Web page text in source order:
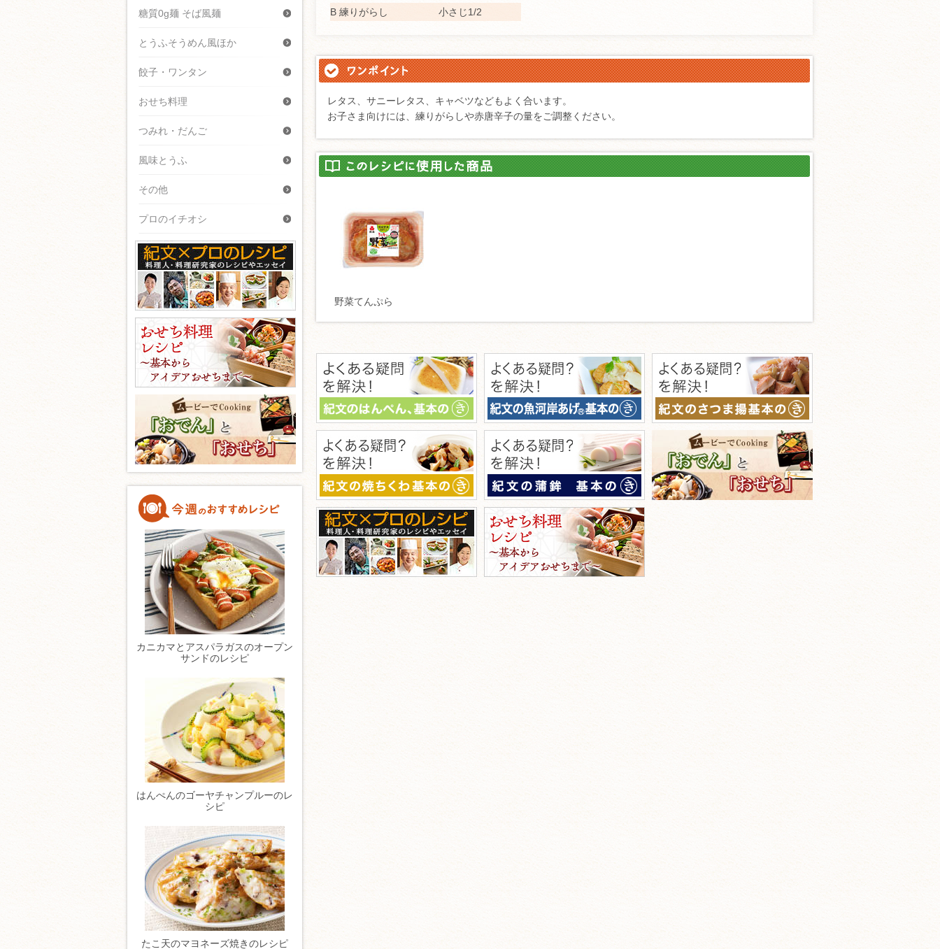
B 練りがらし
小さじ1/2
レタス、サニーレタス、キャベツなどもよく合います。
お子さま向けには、練りがらしや赤唐辛子の量をご調整ください。
野菜てんぷら
糖質0g麺 そば風麺
とうふそうめん風ほか
餃子・ワンタン
おせち料理
つみれ・だんご
風味とうふ
その他
プロのイチオシ
カニカマとアスパラガスのオープン
サンドのレシピ
はんぺんのゴーヤチャンプルーのレ
シピ
たこ天のマヨネーズ焼きのレシピ